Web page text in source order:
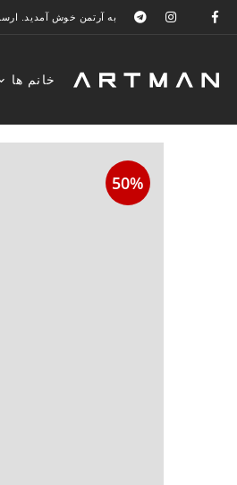
به آرتمن خوش آمدید. ارسال به سراسر ایران. 7 روز
خانم ها
50%